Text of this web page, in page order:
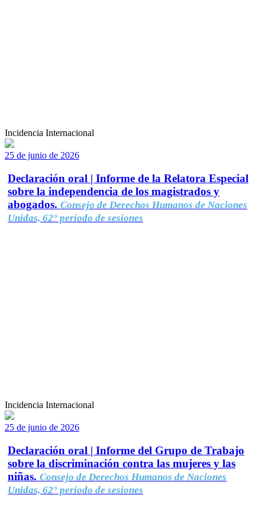
Incidencia Internacional
25 de junio de 2026
Declaración oral | Informe de la Relatora Especial
sobre la independencia de los magistrados y
abogados. Consejo de Derechos Humanos de Naciones
Unidas, 62° período de sesiones
Incidencia Internacional
25 de junio de 2026
Declaración oral | Informe del Grupo de Trabajo
sobre la discriminación contra las mujeres y las
niñas. Consejo de Derechos Humanos de Naciones
Unidas, 62° período de sesiones